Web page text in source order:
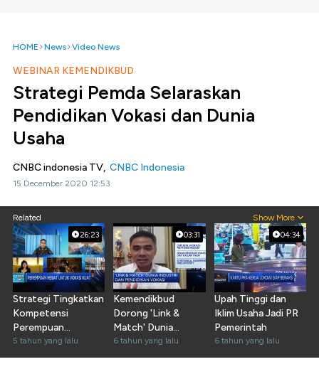
HOME News Video News
WEBINAR KEMENDIKBUD
Strategi Pemda Selaraskan
Pendidikan Vokasi dan Dunia
Usaha
CNBC indonesia TV, CNBC Indonesia
15 December 2020 12:53
Related Show More
26:23
Strategi Tingkatkan
Kompetensi
Perempuan
Indonesia
5 tahun yang lalu
03:31
Kemendikbud
Dorong 'Link &
Match' Dunia
Industri dan Vokasi
6 tahun yang lalu
04:34
Upah Tinggi dan
Iklim Usaha Jadi PR
Pemerintah
6 tahun yang lalu